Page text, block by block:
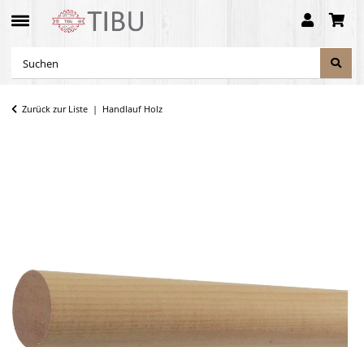
Zurück zur Liste Handlauf Holz